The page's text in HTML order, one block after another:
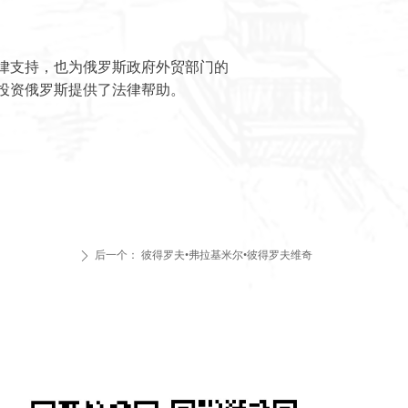
ꄲ 后一个： 彼得罗夫•弗拉基米尔•彼得罗夫维奇
支持，也为俄罗斯政府外贸部门的
俄罗斯提供了法律帮助。